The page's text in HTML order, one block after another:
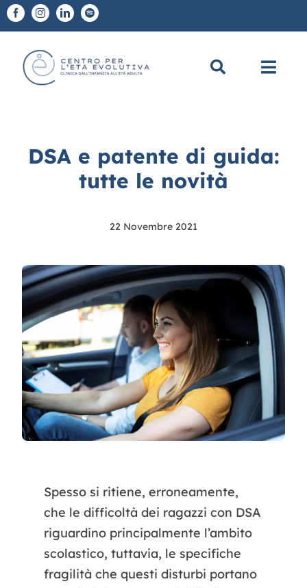
Salta
al
contenuto
A chi ci rivolgiamo
CEE Academy
Contatti
DSA e patente di guida:
tutte le novità
22 Novembre 2021
Spesso si ritiene, erroneamente,
che le difficoltà dei ragazzi con DSA
riguardino principalmente l’ambito
scolastico, tuttavia, le specifiche
fragilità che questi disturbi portano